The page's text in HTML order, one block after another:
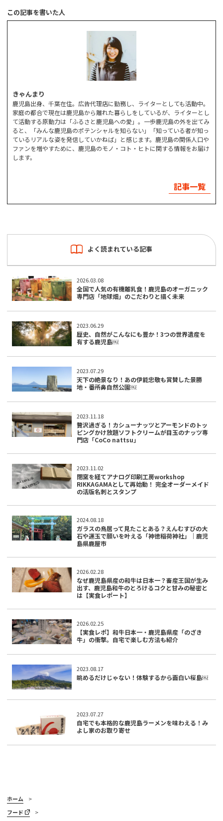
この記事を書いた人
きゃんまり
鹿児島出身、千葉在住。広告代理店に勤務し、ライターとしても活動中。
家庭の都合で現在は鹿児島から離れた暮らしをしているが、ライターとし
て活動する原動力は「ふるさと鹿児島への愛」。一歩鹿児島の外を出てみ
ると、「みんな鹿児島のポテンシャルを知らない」「知っている者が知っ
ているリアルな姿を発信していかねば」と感じます。鹿児島の関係人口や
ファンを増やすために、鹿児島のモノ・コト・ヒトに関する情報をお届け
します。
記事一覧
よく読まれている記事
2026.03.08
全国で人気の有機離乳食！鹿児島のオーガニック
専門店「地球畑」のこだわりと描く未来
2023.06.29
歴史、自然がこんなにも豊か！3つの世界遺産を
有する鹿児島￼
2023.07.29
天下の絶景なり！あの伊能忠敬も賞賛した景勝
地・番所鼻自然公園￼
2023.11.18
贅沢過ぎる！カシューナッツとアーモンドのトッ
ピングかけ放題ソフトクリームが目玉のナッツ専
門店「CoCo nattsu」
2023.11.02
閉窯を経てアナログ印刷工房workshop
RIKKAGAMAとして再始動！ 完全オーダーメイド
の活版名刺とスタンプ
2024.08.18
ガラスの鳥居って見たことある？えんむすびの大
石や運玉で願いを叶える「神徳稲荷神社」｜鹿児
島県鹿屋市
2026.02.28
なぜ鹿児島県産の和牛は日本一？畜産王国が生み
出す、鹿児島和牛のとろけるコクと甘みの秘密と
は【実食レポート】
2026.02.25
【実食レポ】和牛日本一・鹿児島県産「のざき
牛」の衝撃。自宅で楽しむ方法も紹介
2023.08.17
眺めるだけじゃない！体験するから面白い桜島￼
2023.07.27
自宅でも本格的な鹿児島ラーメンを味わえる！み
よし家のお取り寄せ
ホーム
フード